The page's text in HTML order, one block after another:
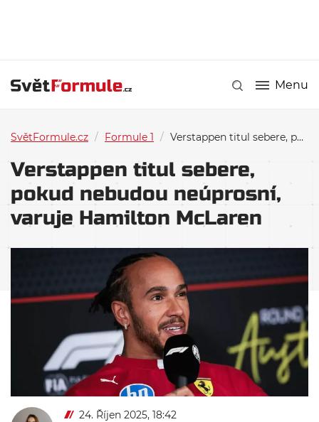
Menu
SvětFormule.cz / Formule 1 / Verstappen titul sebere, pokud nebudou neúprosní, varuje Hamilton McLaren
Verstappen titul sebere,
pokud nebudou neúprosní,
varuje Hamilton McLaren
24. Říjen 2025, 18:42